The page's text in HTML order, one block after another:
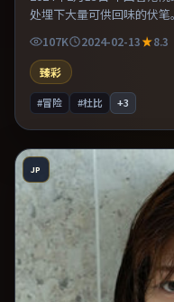
处埋下大量可供回味的伏
脑与推理的观众。既有类
俗。
107K 2024-02-13
8.3
臻彩
#冒险 #杜比 +3
JP